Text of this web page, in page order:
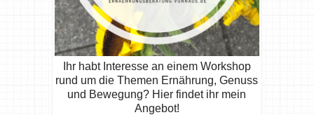
Ihr habt Interesse an einem Workshop
rund um die Themen Ernährung, Genuss
und Bewegung? Hier findet ihr mein
Angebot!